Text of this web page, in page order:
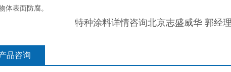
体表面防腐。
特种涂料详情咨询北京志盛威华 郭经理
品咨询